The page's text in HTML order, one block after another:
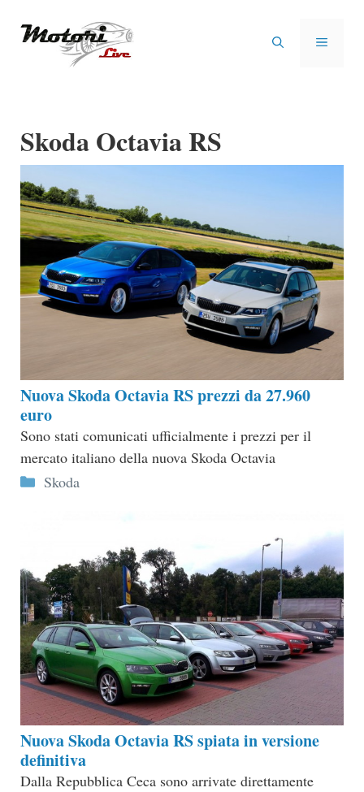
MENU
Skoda Octavia RS
Nuova Skoda Octavia RS prezzi da 27.960
euro
Sono stati comunicati ufficialmente i prezzi per il
mercato italiano della nuova Skoda Octavia
Categorie
Skoda
Nuova Skoda Octavia RS spiata in versione
definitiva
Dalla Repubblica Ceca sono arrivate direttamente